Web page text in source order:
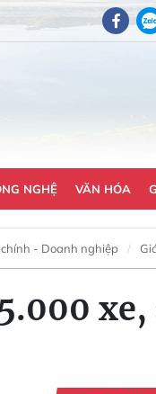
NGHỆ VĂN HÓA
- Doanh nghiệp